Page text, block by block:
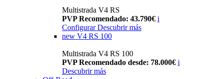
Multistrada V4 RS
PVP Recomendado: 43.790€ i
ConfigurarDescubrir más
new V4 RS 100
Multistrada V4 RS 100
PVP Recomendado desde: 78.000€ i
Descubrir más